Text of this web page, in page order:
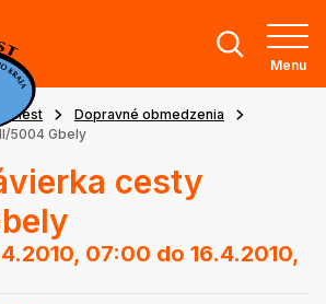
Menu
ciest
Dopravné obmedzenia
5004 Gbely
cesty
07:00 do 16.4.2010,